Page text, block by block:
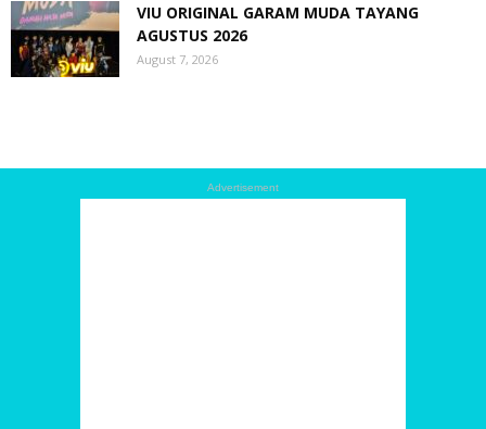
VIU ORIGINAL GARAM MUDA TAYANG
AGUSTUS 2026
August 7, 2026
Advertisement